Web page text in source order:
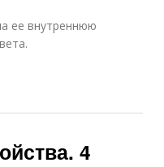
ее внутреннюю
4